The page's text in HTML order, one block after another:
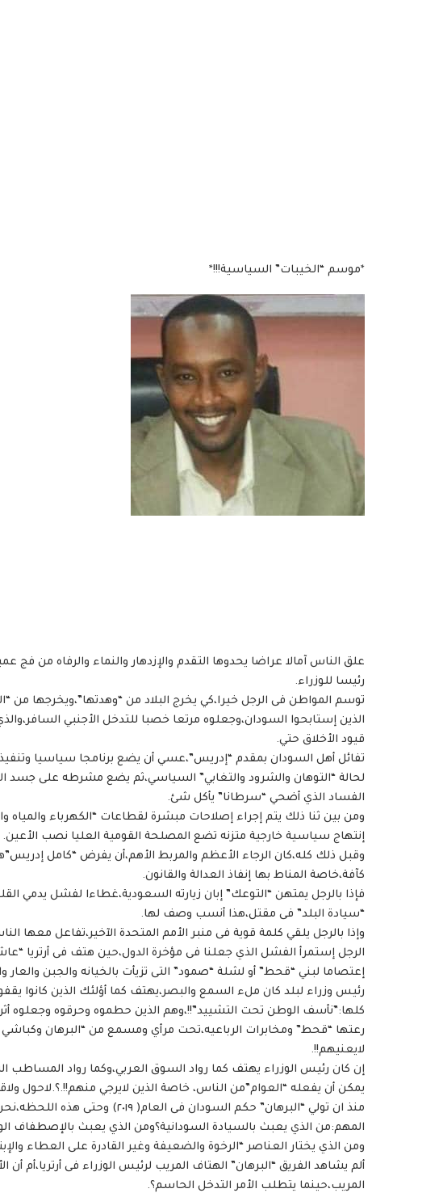
*موسم “الخيبات” السياسية!!!*
علق الناس آمالا عراضا يحدوها التقدم والإزدهار والنماء والرفاه من
رئيسا للوزراء.
توسم المواطن فى الرجل خيرا،كي يخرج البلاد من “وهدتها”،ويخرجها من
الذين إستابحوا السودان،وجعلوه مرتعا خصبا للتدخل الأجنبي
قيود الأخلاق حتي.
تفائل أهل السودان بمقدم “إدريس”،عسي أن يضع برنامجا سياسيا
لحالة “التوهان والشرود والتغابي” السياسي،ثم يضع مشرطه على جسد
الفساد الذي أضحي “سرطانا” يأكل شئ.
ومن بين ثنا ذلك يتم إجراء إصلاحات مبشرة لقطاعات “الكهرباء والمياه
إنتهاج سياسية خارجية متزنه تضع المصلحة القومية العليا نصب الأعين.
وقبل ذلك كله،كان الرجاء الأعظم والمربط الأهم،أن يفرض “كامل
كآفة،خاصة المناط بها إنفاذ العدالة والقانون.
فإذا بالرجل يمتهن “التوعك” إبان زيارته السعودية،غطاءا لفشل يدمي
“سيادة البلد” فى مقتل،هذا أنسب وصف لها.
وإذا بالرجل يلقي كلمة قوية فى منبر الأمم المتحدة الآخير،تفاعل معها
الرجل إستمرأ الفشل الذي جعلنا فى مؤخرة الدول،حين هتف فى أرتريا
إعتصاما لبني “قحط” أو لشلة “صمود” التى تزيأت بالخيانه والجبن والعار
رئيس وزراء لبلد كان ملء السمع والبصر،يهتف كما أؤلئك الذين كانوا
كلها:”نأسف الوطن تحت التشييد”!!،وهم الذين حطموه وحرقوه وجعلوه
رعتها “قحط” ومخابرات الرباعيه،تحت مرأي ومسمع من “البرهان وكباشي
لايعنيهم!!.
إن كان رئيس الوزراء يهتف كما رواد السوق العربي،وكما رواد المساطب
يمكن أن يفعله “العوام”من الناس، خاصة الذين لايرجي منهم!!.؟.لاحول
منذ ان تولي “البرهان” حكم السودان فى
المهم:من الذي يعبث بالسيادة السودانية؟ومن الذي يعبث بالإصطفاف
ومن الذي يختار العناصر “الرخوة والضعيفة وغير القادرة على العطاء
ألم يشاهد الفريق “البرهان” الهتاف المريب لرئيس الوزراء فى أرتريا،أم أن
المريب،حينما يتطلب الأمر التدخل الحاسم؟.